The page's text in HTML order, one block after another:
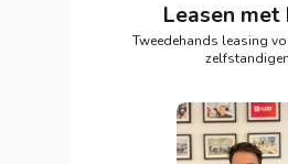
Leasen met
Tweedehands leasing
zelfstandigen